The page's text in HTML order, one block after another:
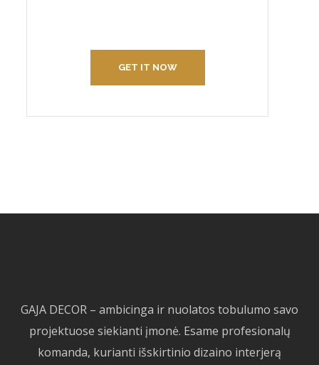
GET IT NOW
GAJA DECOR – ambicinga ir nuolatos tobulumo savo
projektuose siekianti įmonė. Esame profesionalų
komanda, kurianti išskirtinio dizaino interjerą